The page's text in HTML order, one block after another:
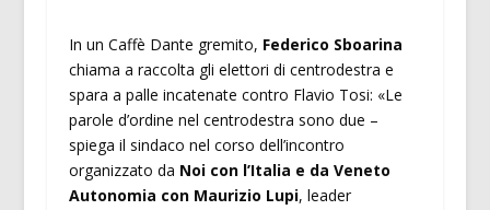
In un Caffè Dante gremito, Federico Sboarina
chiama a raccolta gli elettori di centrodestra e
spara a palle incatenate contro Flavio Tosi: «Le
parole d’ordine nel centrodestra sono due –
spiega il sindaco nel corso dell’incontro
organizzato da Noi con l’Italia e da Veneto
Autonomia con Maurizio Lupi, leader